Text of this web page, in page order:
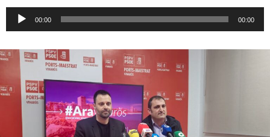
Reproductor
de
00:00 00:00